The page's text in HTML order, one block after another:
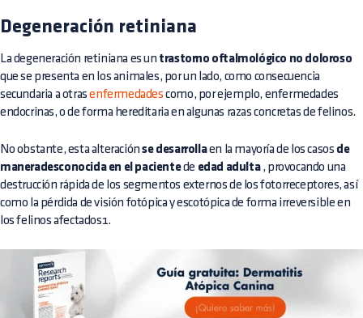
Degeneración retiniana
La degeneración retiniana es un trastorno oftalmológico no doloroso
que se presenta en los animales, por un lado, como consecuencia
secundaria a otrasenfermedades como, por ejemplo, enfermedades
endocrinas, o de forma hereditaria en algunas razas concretas de felinos.
No obstante, esta alteraciónse desarrollaen la mayoría de los casos de
maneradesconocida en el pacientede edad adulta, provocando una
destrucción rápida de los segmentos externos de los fotorreceptores, así
como la pérdida de visión fotópica y escotópica de forma irreversible en
los felinos afectados1.